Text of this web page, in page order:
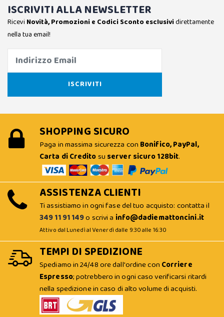
ISCRIVITI ALLA NEWSLETTER
Ricevi Novità, Promozioni e Codici Sconto esclusividirettamente
nella tua email!
SHOPPING SICURO
Paga in massima sicurezza con Bonifico, PayPal,
Carta di Creditosu server sicuro 128bit.
ASSISTENZA CLIENTI
Ti assistiamo in ogni fase del tuo acquisto: contatta il
349 11 91 149o scrivi a info@dadiemattoncini.it
Attivo dal Lunedì al Venerdì dalle 9:30 alle 16:30
TEMPI DI SPEDIZIONE
Spediamo in 24/48 ore dall'ordine con Corriere
Espresso; potrebbero in ogni caso verificarsi ritardi
nella spedizione in caso di alto volume di acquisti.